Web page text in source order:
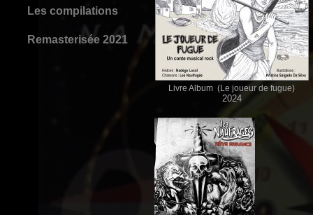
Livre Album (Le joueur de fugue)
2024
Remasterisée 2021
Les compilations